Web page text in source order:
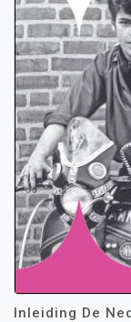
Inleiding De